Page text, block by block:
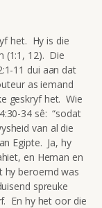
het. Hy is die
(1:1, 12). Die
11 dui aan dat
as iemand
geskryf het. Wie
34 sê: “sodat
van al die
Egipte. Ja, hy
en Heman en
hy beroemd was
spreuke
En hy het oor die